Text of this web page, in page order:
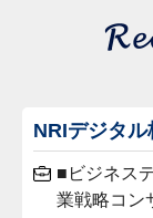
NRIデジタ
■ビジネス
業戦略コン